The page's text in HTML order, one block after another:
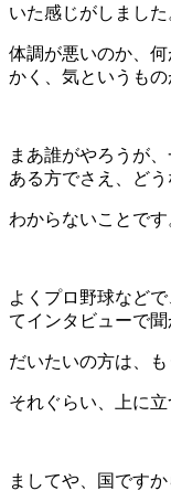
いた感じがしました
体調が悪いのか、
かく、気というもの
まあ誰がやろうが
ある方でさえ、ど
わからないことです
よくプロ野球など
てインタビューで聞
だいたいの方は、
それぐらい、上に
ましてや、国ですか